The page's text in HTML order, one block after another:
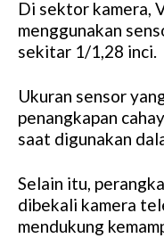
Di sektor kamera,
menggunakan
sekitar 1/1,28 inci.
Ukuran sensor
penangkapan
saat digunakan
Selain itu,
dibekali kamera
mendukung